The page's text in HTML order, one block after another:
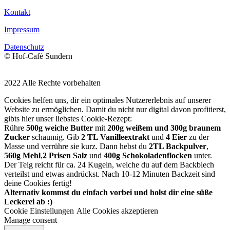
Kontakt
Impressum
Datenschutz
© Hof-Café Sundern
2022 Alle Rechte vorbehalten
Cookies helfen uns, dir ein optimales Nutzererlebnis auf unserer
Website zu ermöglichen. Damit du nicht nur digital davon profitierst,
gibts hier unser liebstes Cookie-Rezept:
Rühre 500g weiche Butter mit 200g weißem und 300g braunem
Zucker schaumig. Gib 2 TL Vanilleextrakt und 4 Eier zu der
Masse und verrühre sie kurz. Dann hebst du 2TL Backpulver,
560g Mehl,2 Prisen Salz und 400g Schokoladenflocken unter.
Der Teig reicht für ca. 24 Kugeln, welche du auf dem Backblech
verteilst und etwas andrückst. Nach 10-12 Minuten Backzeit sind
deine Cookies fertig!
Alternativ kommst du einfach vorbei und holst dir eine süße
Leckerei ab :)
Cookie Einstellungen Alle Cookies akzeptieren
Manage consent